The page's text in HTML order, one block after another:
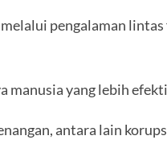
pengalaman lintas
manusia yang lebih
antara lain